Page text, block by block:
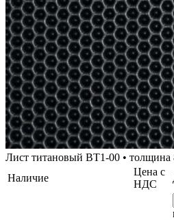
Лист титановый ВТ1-00 •
Наличие
Цена с
НДС